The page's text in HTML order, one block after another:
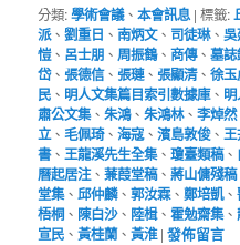
分類:學術會議、本會訊息 |標籤:
派、劉重日 、南炳文、 司徒琳、吳
愷、 呂士朋 、 周振鶴、商傳、墓誌
岱、張德信、張璉、張顯清、徐玉
民 、 明人文集篇目索引數據庫、
肅公文集、朱鴻、朱鴻林、李焯然
立、毛佩琦、海寇、濱島敦俊、王
書、王龍溪先生全集、瓊臺類稿、
曆起居注、蒹葭堂稿、蔣山傭殘稿
堂集、邱仲麟、郭汝霖、鄭培凱、
梧桐 、 陳白沙、 陸楫、霍勉齋集、
宣民 、黃桂蘭、黃淮 |發佈留言